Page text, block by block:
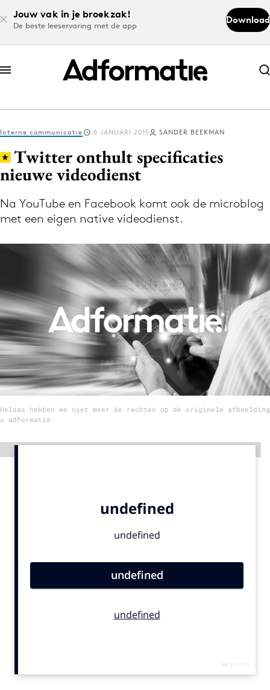
Jouw vak in je broekzak!
De beste leeservaring met de app
Download
Abonneer nu
Abonneer nu
Log in
Volg het laatste nieuws via de Adformatie
Nieuws app
Menu
Home
9 sept: GenAI-training
12 nov: MarketingLive!
Adverteren
Events
Carriere
Design
Interne communicatie 6 JANUARI 2015 SANDER BEEKMAN
Twitter onthult specificaties
nieuwe videodienst
Na YouTube en Facebook komt ook de microblog
met een eigen native videodienst.
Helaas hebben we niet meer de rechten op de originele afbeelding
© adformatie